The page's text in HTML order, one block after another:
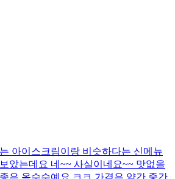
아이스크림이랑 비슷하다는 신메뉴
았는데요 네~~ 사실이네요~~ 맛없을